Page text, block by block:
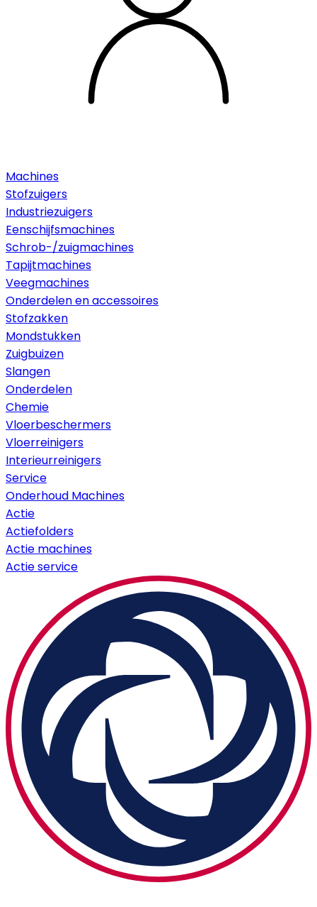
Machines
Stofzuigers
Industriezuigers
Eenschijfsmachines
Schrob-/zuigmachines
Tapijtmachines
Veegmachines
Onderdelen en accessoires
Stofzakken
Mondstukken
Zuigbuizen
Slangen
Onderdelen
Chemie
Vloerbeschermers
Vloerreinigers
Interieurreinigers
Service
Onderhoud Machines
Actie
Actiefolders
Actie machines
Actie service